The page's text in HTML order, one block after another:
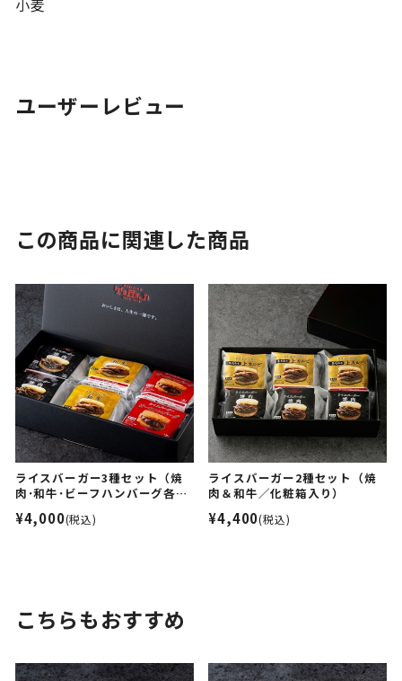
小麦
ユーザーレビュー
この商品に関連した商品
ライスバーガー3種セット（焼
肉･和牛･ビーフハンバーグ各2
¥4,000(税込)
ライスバーガー2種セット（焼
肉＆和牛／化粧箱入り）
¥4,400(税込)
こちらもおすすめ